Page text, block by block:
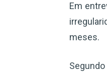
Em
meses.